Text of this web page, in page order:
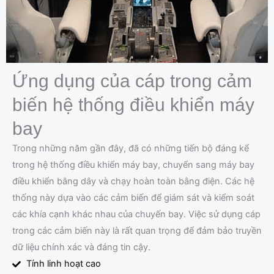
Ứng dụng của cáp trong cảm
biến hệ thống điều khiển máy
bay
Trong những năm gần đây, đã có những tiến bộ đáng kể
trong hệ thống điều khiển máy bay, chuyển sang máy bay
điều khiển bằng dây và chạy hoàn toàn bằng điện. Các hệ
thống này dựa vào các cảm biến để giám sát và kiểm soát
các khía cạnh khác nhau của chuyến bay. Việc sử dụng cáp
trong các cảm biến này là rất quan trọng để đảm bảo truyền
dữ liệu chính xác và đáng tin cậy.
Tính linh hoạt cao